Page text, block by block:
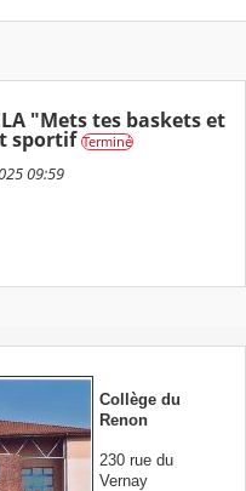
"Mets tes baskets et
sportif Terminé
09:59
Collège du
Renon
230 rue du
Vernay